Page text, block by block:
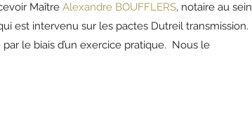
Maître Alexandre BOUFFLERS, notaire au sein
est intervenu sur les pactes Dutreil transmission.
le biais d’un exercice pratique.  Nous le